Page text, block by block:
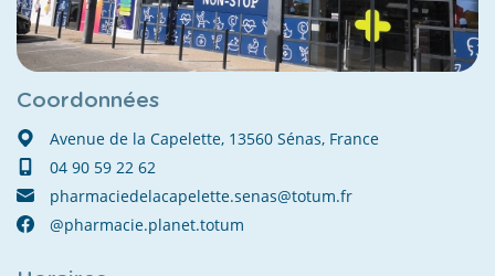
Coordonnées
Avenue de la Capelette, 13560 Sénas, France
04 90 59 22 62
pharmaciedelacapelette.senas@totum.fr
@pharmacie.planet.totum